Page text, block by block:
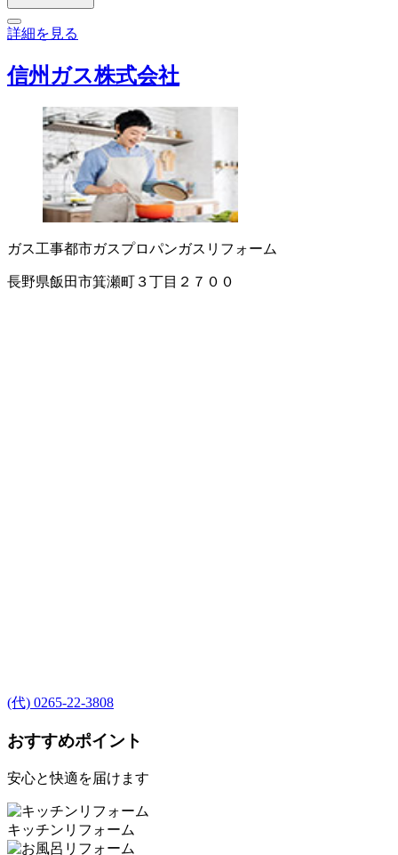
詳細を見る
信州ガス株式会社
ガス工事都市ガスプロパンガス リフォーム
長野県飯田市箕瀬町３丁目２７００
(代) 0265-22-3808
おすすめポイント
安心と快適を届けます
キッチンリフォーム